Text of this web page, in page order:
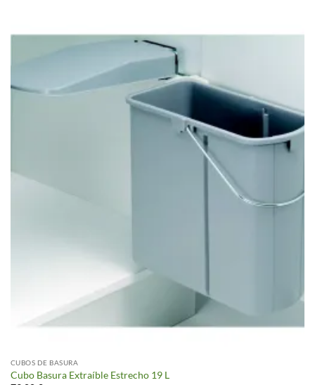
CUBOS DE BASURA
Cubo Basura Extraíble Estrecho 19 L